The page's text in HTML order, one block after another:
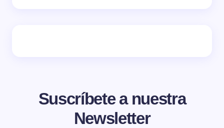
Suscríbete a nuestra
Newsletter